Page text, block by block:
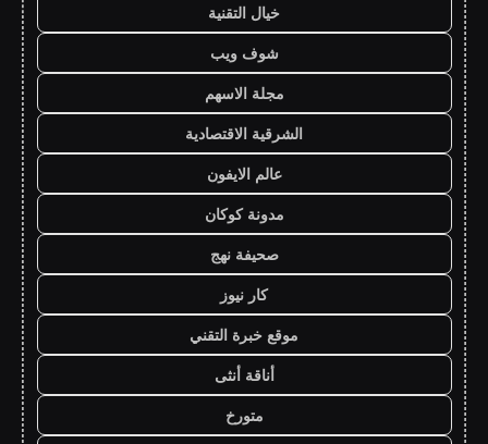
خيال التقنية
شوف ويب
مجلة الاسهم
الشرقية الاقتصادية
عالم الايفون
مدونة كوكان
صحيفة نهج
كار نيوز
موقع خبرة التقني
أناقة أنثى
متورخ